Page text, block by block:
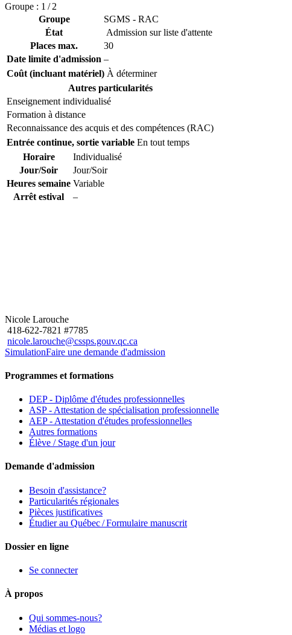
Groupe : 1 / 2
Groupe
SGMS - RAC
État
Admission sur liste d'attente
Places max.
30
Date limite d'admission –
Coût (incluant matériel) À déterminer
Autres particularités
Enseignement individualisé
Formation à distance
Reconnaissance des acquis et des compétences (RAC)
Entrée continue, sortie variable En tout temps
Horaire
Individualisé
Jour/Soir
Jour/Soir
Heures semaine Variable
Arrêt estival
–
Nicole Larouche
418-622-7821 #7785
nicole.larouche@cssps.gouv.qc.ca
SimulationFaire une demande d'admission
Programmes et formations
DEP - Diplôme d'études professionnelles
ASP - Attestation de spécialisation professionnelle
AEP - Attestation d'études professionnelles
Autres formations
Élève / Stage d'un jour
Demande d'admission
Besoin d'assistance?
Particularités régionales
Pièces justificatives
Étudier au Québec / Formulaire manuscrit
Dossier en ligne
Se connecter
À propos
Qui sommes-nous?
Médias et logo